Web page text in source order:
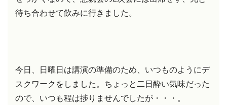
待ち合わせて飲みに行きました。
今日、日曜日は講演の準備のため、いつものようにデ
スクワークをしました。ちょっと二日酔い気味だった
ので、いつも程は捗りませんでしたが・・・。